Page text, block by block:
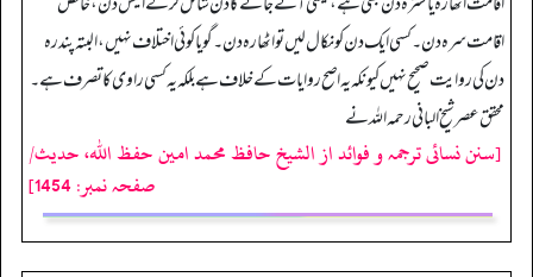
اقامت سرہ دن۔ کسی ایک دن کو نکال لیں تو اٹھارہ دن۔ گویا کوئی اختلاف نہیں، البتہ پندرہ
دن کی روایت صحیح نہیں کیونکہ یہ اصح روایات کے خلاف ہے بلکہ یہ کسی راوی کا تصرف ہے۔
محقق عصر شیخ البانی رحمہ اللہ نے
[سنن نسائی ترجمہ و فوائد از الشیخ حافظ محمد امین حفظ اللہ، حدیث/
صفحہ نمبر: 1454]